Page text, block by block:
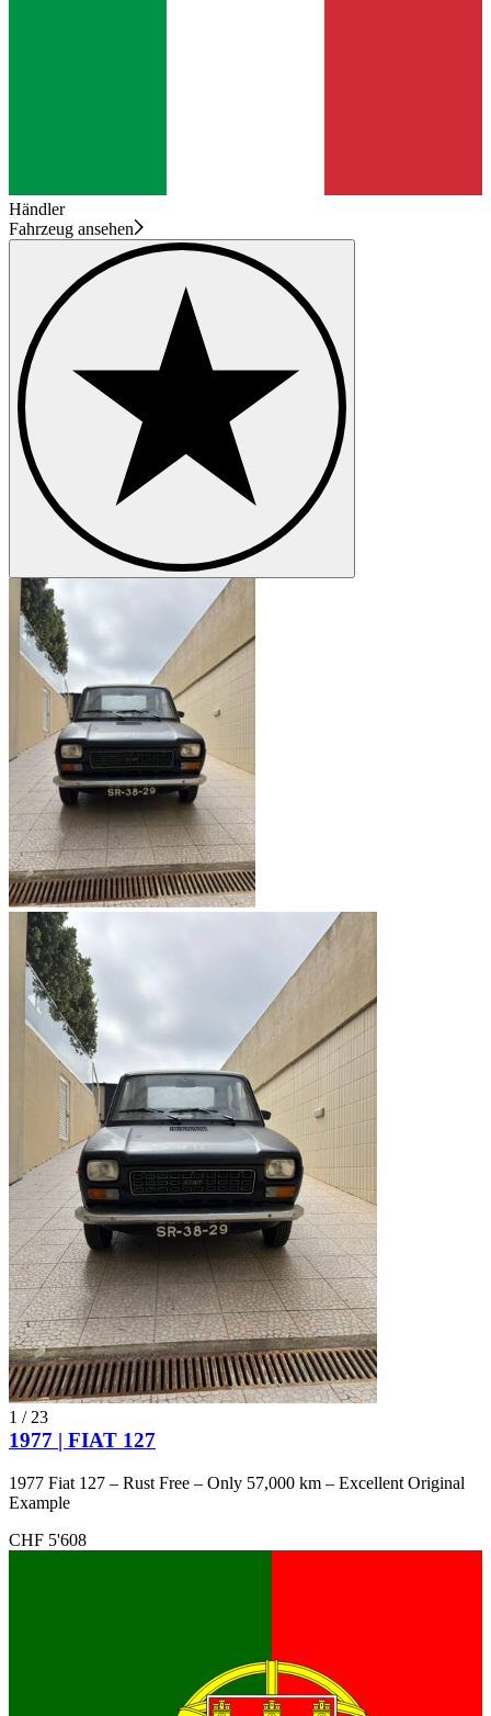
Händler
Fahrzeug ansehen
1 / 23
1977 | FIAT 127
1977 Fiat 127 – Rust Free – Only 57,000 km – Excellent Original
Example
CHF 5'608